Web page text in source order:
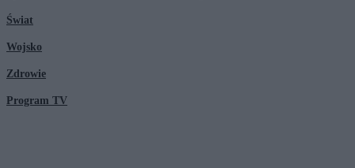
Świat
Wojsko
Zdrowie
Program TV